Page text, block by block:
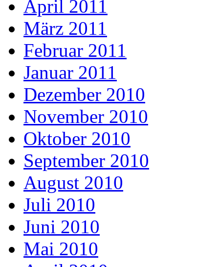
April 2011
März 2011
Februar 2011
Januar 2011
Dezember 2010
November 2010
Oktober 2010
September 2010
August 2010
Juli 2010
Juni 2010
Mai 2010